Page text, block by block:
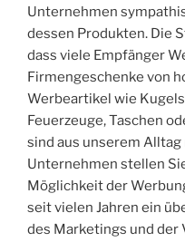
Unternehmen
dessen Produkten. Die
dass viele Empfänger
Firmengeschenke von
Werbeartikel wie
Feuerzeuge, Taschen
sind aus unserem
Unternehmen stellen
Möglichkeit der
seit vielen Jahren ein
des Marketings und der